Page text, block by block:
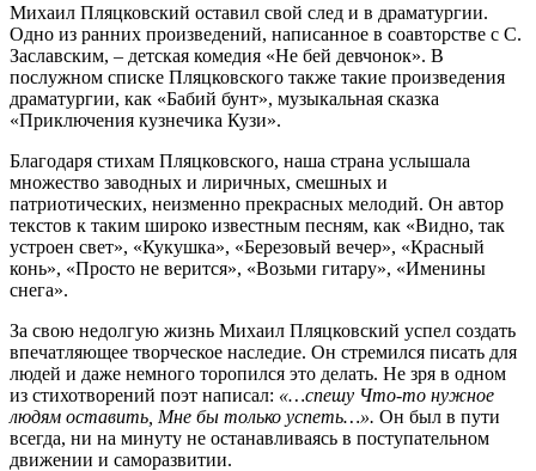
Михаил Пляцковский оставил свой след и в драматургии.
Одно из ранних произведений, написанное в соавторстве с С.
Заславским, – детская комедия «Не бей девчонок». В
послужном списке Пляцковского также такие произведения
драматургии, как «Бабий бунт», музыкальная сказка
«Приключения кузнечика Кузи».
Благодаря стихам Пляцковского, наша страна услышала
множество заводных и лиричных, смешных и
патриотических, неизменно прекрасных мелодий. Он автор
текстов к таким широко известным песням, как «Видно, так
устроен свет», «Кукушка», «Березовый вечер», «Красный
конь», «Просто не верится», «Возьми гитару», «Именины
снега».
За свою недолгую жизнь Михаил Пляцковский успел создать
впечатляющее творческое наследие. Он стремился писать для
людей и даже немного торопился это делать. Не зря в одном
из стихотворений поэт написал: «…спешу Что-то нужное
людям оставить, Мне бы только успеть…». Он был в пути
всегда, ни на минуту не останавливаясь в поступательном
движении и саморазвитии.